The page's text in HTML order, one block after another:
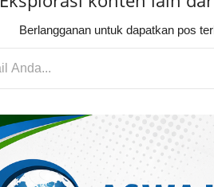
Berlangganan untuk dapatkan pos